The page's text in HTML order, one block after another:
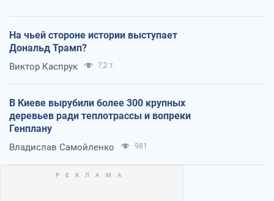
На чьей стороне истории выступает
Дональд Трамп?
Виктор Каспрук 7,2 т.
В Киеве вырубили более 300 крупных
деревьев ради теплотрассы и вопреки
Генплану
Владислав Самойленко 981